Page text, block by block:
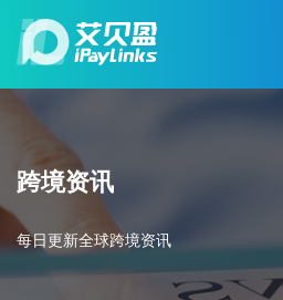
跨境资讯
每日更新全球跨境资讯